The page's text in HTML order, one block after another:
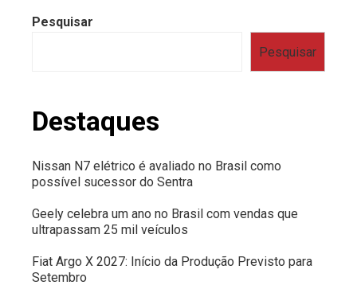
Pesquisar
Pesquisar
Destaques
Nissan N7 elétrico é avaliado no Brasil como
possível sucessor do Sentra
Geely celebra um ano no Brasil com vendas que
ultrapassam 25 mil veículos
Fiat Argo X 2027: Início da Produção Previsto para
Setembro